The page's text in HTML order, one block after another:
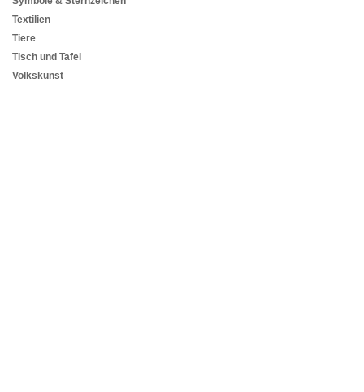
Textilien
Tiere
Tisch und Tafel
Volkskunst